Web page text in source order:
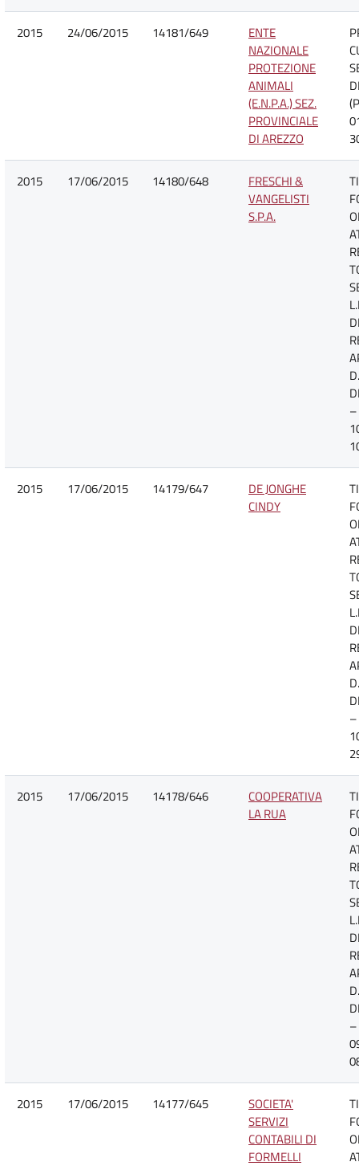
2015 24/06/2015 14181/649
ENTE
NAZIONALE
PROTEZIONE
ANIMALI
(E.N.P.A.) SEZ.
PROVINCIALE
DI AREZZO
2015 17/06/2015 14180/648
FRESCHI &
VANGELISTI
S.P.A.
–
2015 17/06/2015 14179/647
DE JONGHE
CINDY
–
2015 17/06/2015 14178/646
COOPERATIVA
LA RUA
–
2015 17/06/2015 14177/645
SOCIETA'
SERVIZI
CONTABILI DI
FORMELLI